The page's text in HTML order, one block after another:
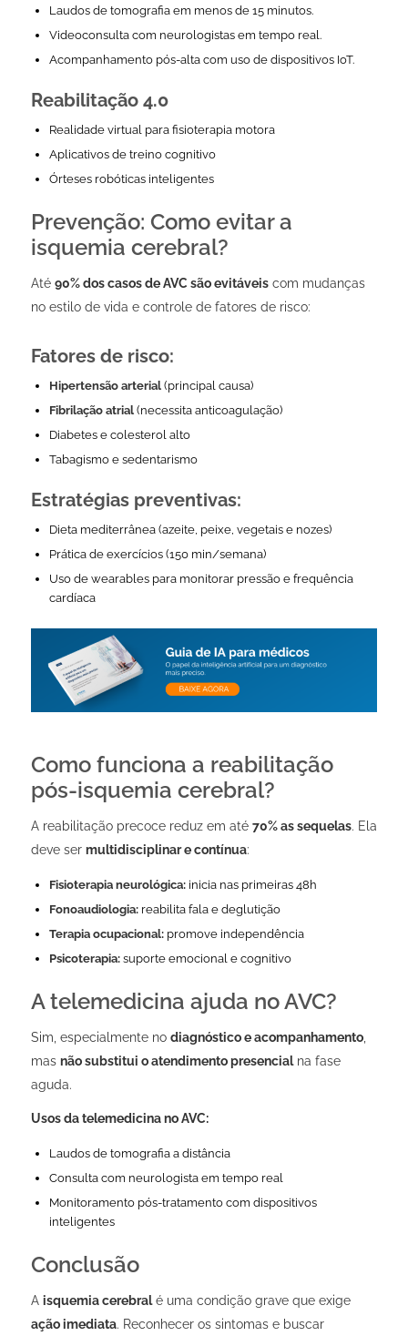
Laudos de tomografia em menos de 15 minutos.
Videoconsulta com neurologistas em tempo real.
Acompanhamento pós-alta com uso de dispositivos IoT.
Reabilitação 4.0
Realidade virtual para fisioterapia motora
Aplicativos de treino cognitivo
Órteses robóticas inteligentes
Prevenção: Como evitar a
isquemia cerebral?
Até 90% dos casos de AVC são evitáveiscom mudanças
no estilo de vida e controle de fatores de risco:
Fatores de risco:
Hipertensão arterial(principal causa)
Fibrilação atrial(necessita anticoagulação)
Diabetes e colesterol alto
Tabagismo e sedentarismo
Estratégias preventivas:
Dieta mediterrânea (azeite, peixe, vegetais e nozes)
Prática de exercícios (150 min/semana)
Uso de wearables para monitorar pressão e frequência
cardíaca
Como funciona a reabilitação
pós-isquemia cerebral?
A reabilitação precoce reduz em até 70% as sequelas. Ela
deve ser multidisciplinar e contínua:
Fisioterapia neurológica:inicia nas primeiras 48h
Fonoaudiologia:reabilita fala e deglutição
Terapia ocupacional:promove independência
Psicoterapia:suporte emocional e cognitivo
A telemedicina ajuda no AVC?
Sim, especialmente no diagnóstico e acompanhamento,
mas não substitui o atendimento presencialna fase
aguda.
Usos da telemedicina no AVC:
Laudos de tomografia a distância
Consulta com neurologista em tempo real
Monitoramento pós-tratamento com dispositivos
inteligentes
Conclusão
A isquemia cerebralé uma condição grave que exige
ação imediata. Reconhecer os sintomas e buscar